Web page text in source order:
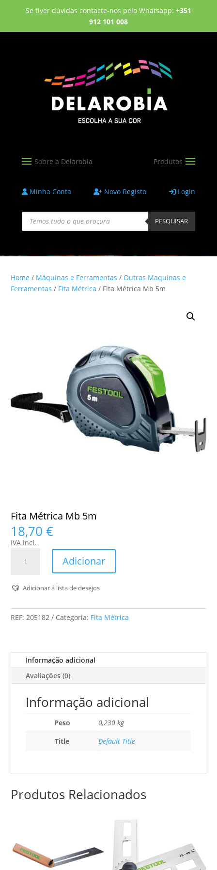
Se tiver dúvidas contacte-nos pelo Whatsapp: +351
912 101 008
Minha Conta Novo Registo Login
Products
search PESQUISAR
Home / Máquinas e Ferramentas / Outras Maquinas e
Ferramentas / Fita Métrica / Fita Métrica Mb 5m
Fita Métrica Mb 5m
18,70€
IVA Incl.
Métrica
5m
Adicionar
Adicionar á lista de desejos
REF: 205182 Categoria: Fita Métrica
Informação adicional
Avaliações (0)
Informação adicional
Peso
0,230 kg
Title
Default Title
Produtos Relacionados